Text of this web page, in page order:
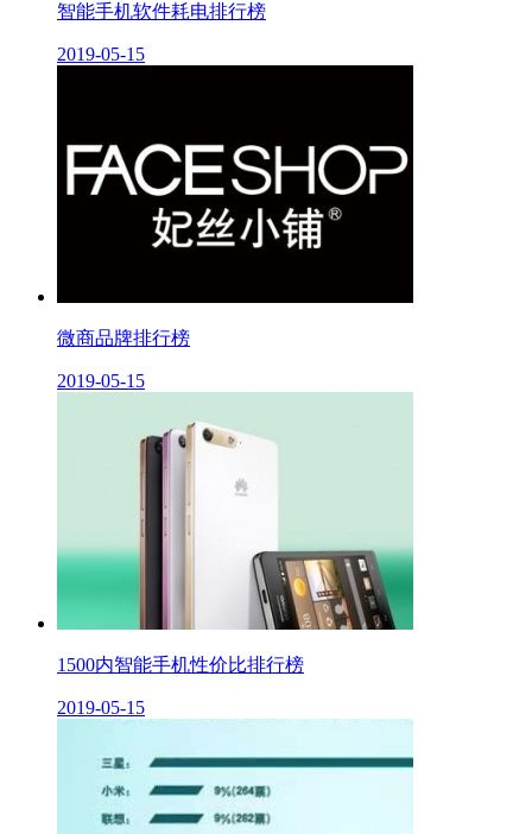
智能手机软件耗电排行榜
2019-05-15
微商品牌排行榜
2019-05-15
1500内智能手机性价比排行榜
2019-05-15